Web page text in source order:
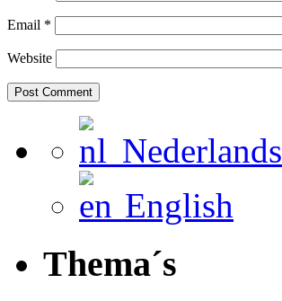
Email *
Website
Nederlands
English
Thema´s